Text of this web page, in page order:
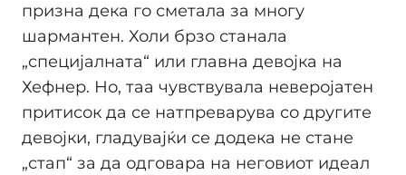
призна дека го сметала за многу
шармантен. Холи брзо станала
„специјалната“ или главна девојка на
Хефнер. Но, таа чувствувала неверојатен
притисок да се натпреварува со другите
девојки, гладувајќи се додека не стане
„стап“ за да одговара на неговиот идеал